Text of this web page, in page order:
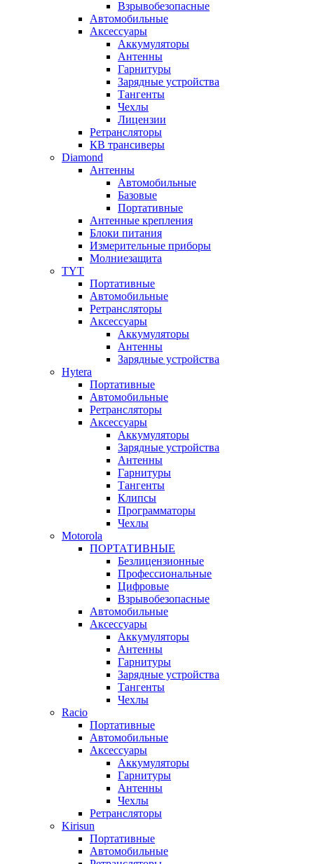
Взрывобезопасные
Автомобильные
Аксессуары
Аккумуляторы
Антенны
Гарнитуры
Зарядные устройства
Тангенты
Чехлы
Лицензии
Ретрансляторы
КВ трансиверы
Diamond
Антенны
Автомобильные
Базовые
Портативные
Антенные крепления
Блоки питания
Измерительные приборы
Молниезащита
TYT
Портативные
Автомобильные
Ретрансляторы
Аксессуары
Аккумуляторы
Антенны
Зарядные устройства
Hytera
Портативные
Автомобильные
Ретрансляторы
Аксессуары
Аккумуляторы
Зарядные устройства
Антенны
Гарнитуры
Тангенты
Клипсы
Программаторы
Чехлы
Motorola
ПОРТАТИВНЫЕ
Безлицензионные
Профессиональные
Цифровые
Взрывобезопасные
Автомобильные
Аксессуары
Аккумуляторы
Антенны
Гарнитуры
Зарядные устройства
Тангенты
Чехлы
Racio
Портативные
Автомобильные
Аксессуары
Аккумуляторы
Гарнитуры
Антенны
Чехлы
Ретрансляторы
Kirisun
Портативные
Автомобильные